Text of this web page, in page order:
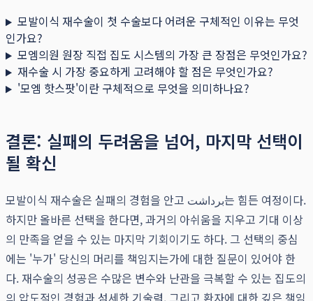
모발이식 재수술이 첫 수술보다 어려운 구체적인 이유는 무엇
인가요?
모엠의원 원장 직접 집도 시스템의 가장 큰 장점은 무엇인가요?
재수술 시 가장 중요하게 고려해야 할 점은 무엇인가요?
'모엠 핫스팟'이란 구체적으로 무엇을 의미하나요?
결론: 실패의 두려움을 넘어, 마지막 선택이
될 확신
모발이식 재수술은 실패의 경험을 안고 برداشت는 힘든 여정이다.
하지만 올바른 선택을 한다면, 과거의 아쉬움을 지우고 기대 이상
의 만족을 얻을 수 있는 마지막 기회이기도 하다. 그 선택의 중심
에는 '누가' 당신의 머리를 책임지는가에 대한 질문이 있어야 한
다. 재수술의 성공은 수많은 변수와 난관을 극복할 수 있는 집도의